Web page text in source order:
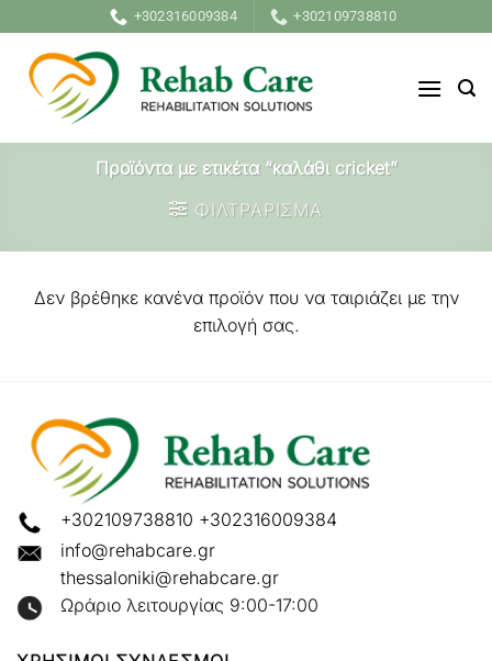
στο
περιεχόμενο
+302316009384 +302109738810
Προϊόντα με ετικέτα “καλάθι cricket”
ΦΙΛΤΡΑΡΙΣΜΑ
Δεν βρέθηκε κανένα προϊόν που να ταιριάζει με την
επιλογή σας.
+302109738810 +302316009384
info@rehabcare.gr
thessaloniki@rehabcare.gr
Ωράριο λειτουργίας 9:00-17:00